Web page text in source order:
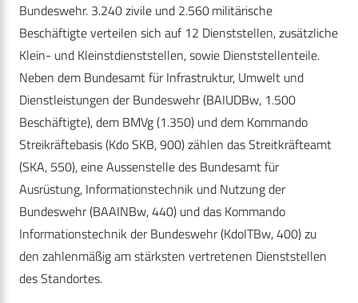
Bundeswehr. 3.240 zivile und 2.560 militärische
Beschäftigte verteilen sich auf 12 Dienststellen, zusätzliche
Klein- und Kleinstdienststellen, sowie Dienststellenteile.
Neben dem Bundesamt für Infrastruktur, Umwelt und
Dienstleistungen der Bundeswehr (BAIUDBw, 1.500
Beschäftigte), dem BMVg (1.350) und dem Kommando
Streikräftebasis (Kdo SKB, 900) zählen das Streitkräfteamt
(SKA, 550), eine Aussenstelle des Bundesamt für
Ausrüstung, Informationstechnik und Nutzung der
Bundeswehr (BAAINBw, 440) und das Kommando
Informationstechnik der Bundeswehr (KdoITBw, 400) zu
den zahlenmäßig am stärksten vertretenen Dienststellen
des Standortes.